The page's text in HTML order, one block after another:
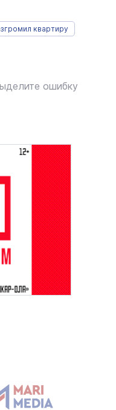
квартиру
ошибку